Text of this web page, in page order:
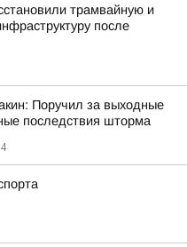
трамвайную и
после
Поручил за выходные
последствия шторма